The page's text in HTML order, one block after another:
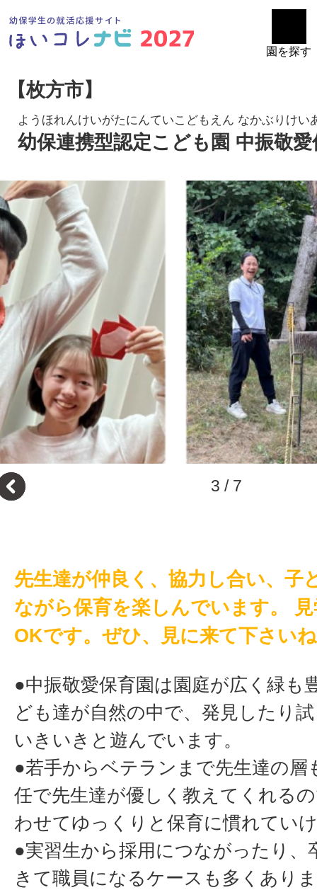
園を探す
【枚方市】
ようほれんけいがたにんていこどもえん なかぶりけい
幼保連携型認定こども園 中振敬愛
3 / 7
先生達が仲良く、協力し合い、子
ながら保育を楽しんでいます。
OKです。ぜひ、見に来て下さい
●中振敬愛保育園は園庭が広く緑も
ども達が自然の中で、発見したり
いきいきと遊んでいます。
●若手からベテランまで先生達の層
任で先生達が優しく教えてくれる
わせてゆっくりと保育に慣れてい
●実習生から採用につながったり、
きて職員になるケースも多くあり